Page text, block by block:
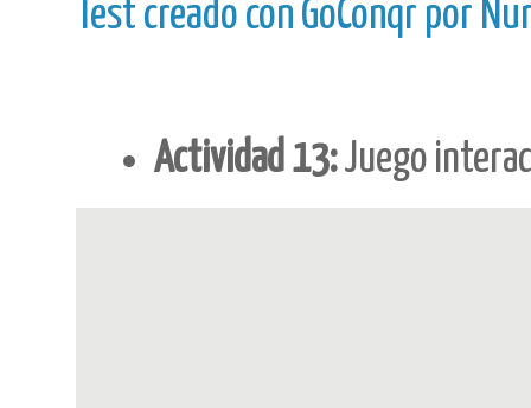
Test creado con GoConqr por
Actividad 13:Juego